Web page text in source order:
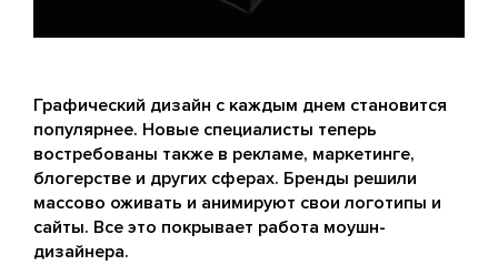
Графический дизайн с каждым днем становится
популярнее. Новые специалисты теперь
востребованы также в рекламе, маркетинге,
блогерстве и других сферах. Бренды решили
массово оживать и анимируют свои логотипы и
сайты. Все это покрывает работа моушн-
дизайнера.